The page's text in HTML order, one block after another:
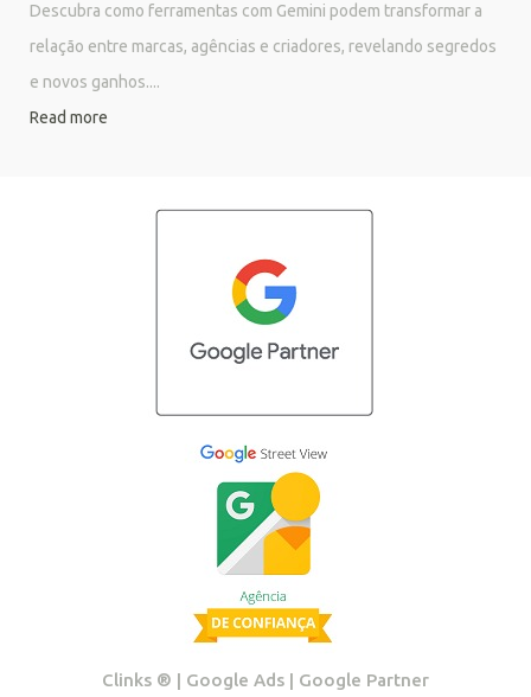
Descubra como ferramentas com Gemini podem transformar a
relação entre marcas, agências e criadores, revelando segredos
e novos ganhos....
Read more
Clinks ®️ | Google Ads | Google Partner